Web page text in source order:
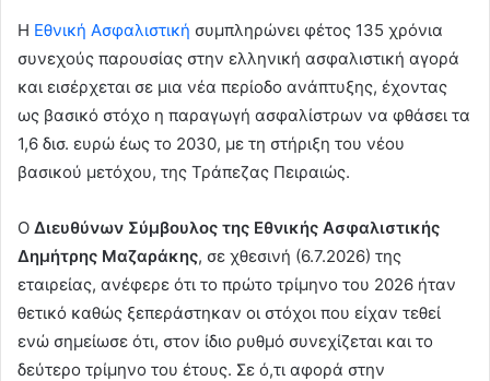
Η Εθνική Ασφαλιστική συμπληρώνει φέτος 135 χρόνια
συνεχούς παρουσίας στην ελληνική ασφαλιστική αγορά
και εισέρχεται σε μια νέα περίοδο ανάπτυξης, έχοντας
ως βασικό στόχο η παραγωγή ασφαλίστρων να φθάσει τα
1,6 δισ. ευρώ έως το 2030, με τη στήριξη του νέου
βασικού μετόχου, της Τράπεζας Πειραιώς.
Ο Διευθύνων Σύμβουλος της Εθνικής Ασφαλιστικής
Δημήτρης Μαζαράκης, σε χθεσινή (6.7.2026) της
εταιρείας, ανέφερε ότι το πρώτο τρίμηνο του 2026 ήταν
θετικό καθώς ξεπεράστηκαν οι στόχοι που είχαν τεθεί
ενώ σημείωσε ότι, στον ίδιο ρυθμό συνεχίζεται και το
δεύτερο τρίμηνο του έτους. Σε ό,τι αφορά στην